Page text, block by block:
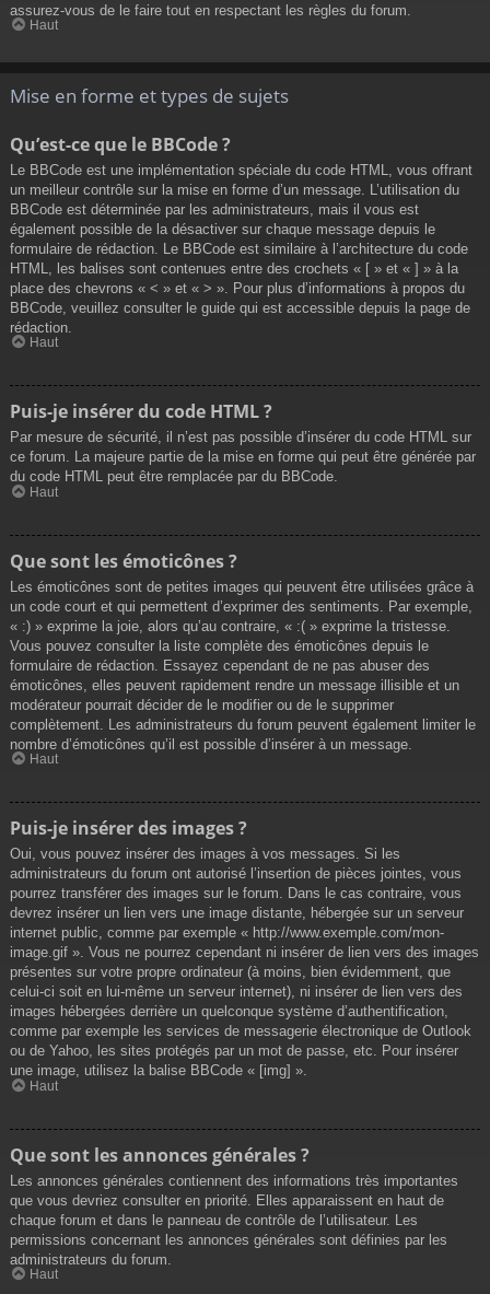
assurez-vous de le faire tout en respectant les règles du forum.
Haut
Mise en forme et types de sujets
Qu’est-ce que le BBCode ?
Le BBCode est une implémentation spéciale du code HTML, vous offrant
un meilleur contrôle sur la mise en forme d’un message. L’utilisation du
BBCode est déterminée par les administrateurs, mais il vous est
également possible de la désactiver sur chaque message depuis le
formulaire de rédaction. Le BBCode est similaire à l’architecture du code
HTML, les balises sont contenues entre des crochets « [ » et « ] » à la
place des chevrons « < » et « > ». Pour plus d’informations à propos du
BBCode, veuillez consulter le guide qui est accessible depuis la page de
rédaction.
Haut
Puis-je insérer du code HTML ?
Par mesure de sécurité, il n’est pas possible d’insérer du code HTML sur
ce forum. La majeure partie de la mise en forme qui peut être générée par
du code HTML peut être remplacée par du BBCode.
Haut
Que sont les émoticônes ?
Les émoticônes sont de petites images qui peuvent être utilisées grâce à
un code court et qui permettent d’exprimer des sentiments. Par exemple,
« :) » exprime la joie, alors qu’au contraire, « :( » exprime la tristesse.
Vous pouvez consulter la liste complète des émoticônes depuis le
formulaire de rédaction. Essayez cependant de ne pas abuser des
émoticônes, elles peuvent rapidement rendre un message illisible et un
modérateur pourrait décider de le modifier ou de le supprimer
complètement. Les administrateurs du forum peuvent également limiter le
nombre d’émoticônes qu’il est possible d’insérer à un message.
Haut
Puis-je insérer des images ?
Oui, vous pouvez insérer des images à vos messages. Si les
administrateurs du forum ont autorisé l’insertion de pièces jointes, vous
pourrez transférer des images sur le forum. Dans le cas contraire, vous
devrez insérer un lien vers une image distante, hébergée sur un serveur
internet public, comme par exemple « http://www.exemple.com/mon-
image.gif ». Vous ne pourrez cependant ni insérer de lien vers des images
présentes sur votre propre ordinateur (à moins, bien évidemment, que
celui-ci soit en lui-même un serveur internet), ni insérer de lien vers des
images hébergées derrière un quelconque système d’authentification,
comme par exemple les services de messagerie électronique de Outlook
ou de Yahoo, les sites protégés par un mot de passe, etc. Pour insérer
une image, utilisez la balise BBCode « [img] ».
Haut
Que sont les annonces générales ?
Les annonces générales contiennent des informations très importantes
que vous devriez consulter en priorité. Elles apparaissent en haut de
chaque forum et dans le panneau de contrôle de l’utilisateur. Les
permissions concernant les annonces générales sont définies par les
administrateurs du forum.
Haut